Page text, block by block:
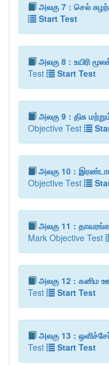
அலகு 7 : செல்
Start Test
அலகு 8 : உயிரி
Test
Start Test
அலகு 9 : திசு
Objective Test
அலகு 10 :
Objective Test
அலகு 11 :
Mark Objective Test
அலகு 12 : கனிம
Test
Start Test
அலகு 13 :
Test
Start Test